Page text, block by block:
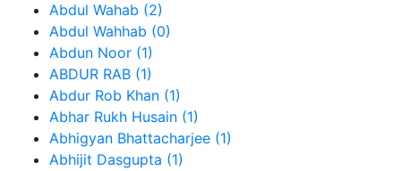
Abdul Wahab (2)
Abdul Wahhab (0)
Abdun Noor (1)
ABDUR RAB (1)
Abdur Rob Khan (1)
Abhar Rukh Husain (1)
Abhigyan Bhattacharjee (1)
Abhijit Dasgupta (1)